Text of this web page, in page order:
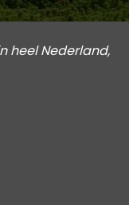
heel Nederland,